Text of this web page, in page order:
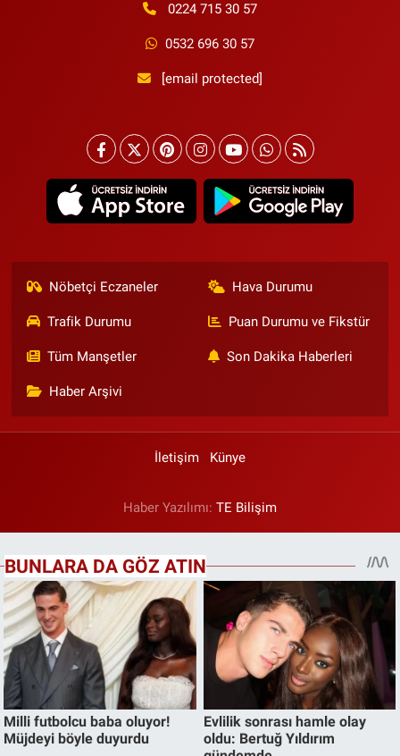
0224 715 30 57
0532 696 30 57
[email protected]
Nöbetçi Eczaneler Hava Durumu
Trafik Durumu Puan Durumu ve Fikstür
Tüm Manşetler Son Dakika Haberleri
Haber Arşivi
İletişim Künye
Haber Yazılımı: TE Bilişim